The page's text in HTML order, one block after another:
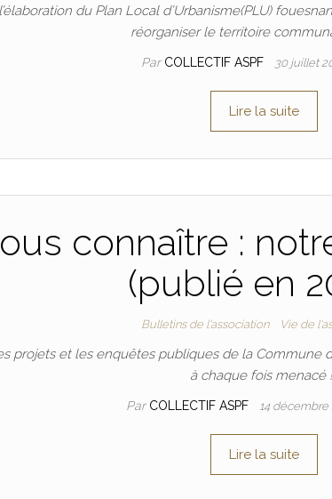
du Plan Local d’Urbanisme(PLU)
réorganiser le territoire
Par COLLECTIF ASPF 30 juillet
Lire la suite
connaître :
(publié en
Bulletins de l'association Vie de
projets et les enquêtes publiques de la
à chaque fois menacé
Par COLLECTIF ASPF 14 décembre
Lire la suite